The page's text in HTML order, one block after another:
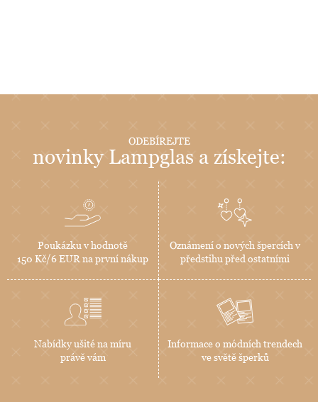
ODEBÍREJTE
novinky Lampglas a získejte:
Poukázku v hodnotě
150 Kč/6 EUR na první nákup
Oznámení o nových špercích v
předstihu před ostatními
Nabídky ušité na míru
právě vám
Informace o módních trendech
ve světě šperků